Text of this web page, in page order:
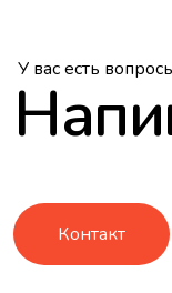
У вас есть
Контакт